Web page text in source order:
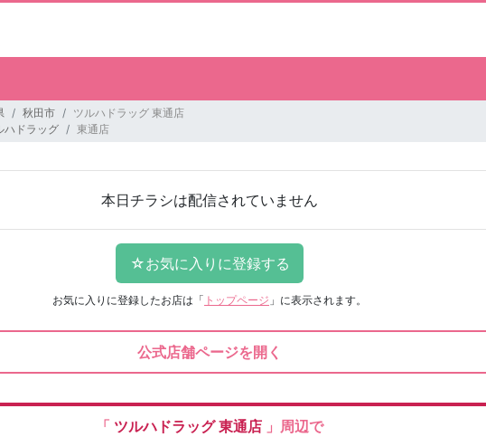
秋田市
ツルハドラッグ 東通店
ハドラッグ 東通店
本日チラシは配信されていません
お気に入りに登録したお店は 「 トップページ 」に表示されます。
公式店舗ページを開く
「 ツルハドラッグ東通店 」周辺で